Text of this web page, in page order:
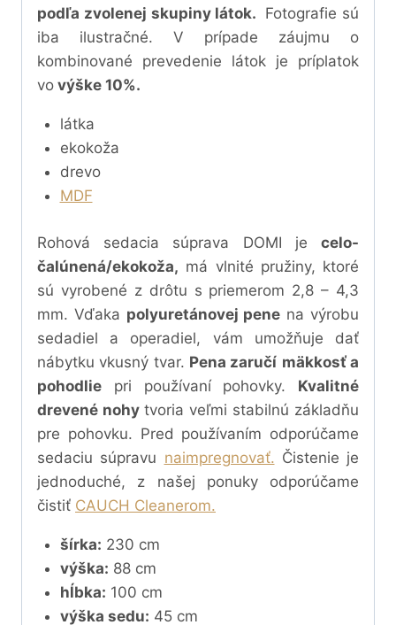
podľa zvolenej skupiny látok. Fotografie sú
iba ilustračné. V prípade záujmu o
kombinované prevedenie látok je príplatok
vo výške 10%.
látka
ekokoža
drevo
MDF
Rohová sedacia súprava DOMI je
celo-
čalúnená/ekokoža, má vlnité pružiny, ktoré
sú vyrobené z drôtu s priemerom 2,8 – 4,3
mm. Vďaka polyuretánovej pene na výrobu
sedadiel a operadiel, vám umožňuje dať
nábytku vkusný tvar. Pena zaručí mäkkosť a
pohodlie
pri používaní pohovky.
Kvalitné
drevené nohy tvoria veľmi stabilnú základňu
pre pohovku. Pred používaním odporúčame
sedaciu súpravu naimpregnovať. Čistenie je
jednoduché, z našej ponuky odporúčame
čistiť CAUCH Cleanerom.
šírka: 230 cm
výška: 88 cm
hĺbka: 100 cm
výška sedu: 45 cm